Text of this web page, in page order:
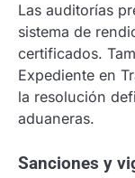
Las auditorías
sistema de
certificados.
Expediente en
la resolución
aduaneras.
Sanciones y